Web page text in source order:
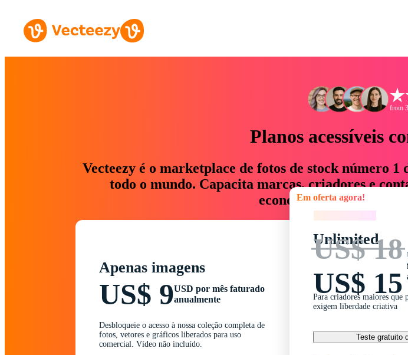
from
Planos acessíveis
Vecteezy é o marketplace de fotos de stock número
todo o mundo. Capacita marcas, criadores e
economizam até 76%
Apenas imagens
US$ 9USD por mês faturado
anualmente
Desbloqueie o acesso à nossa coleção completa de
fotos, vetores e gráficos liberados para uso
comercial. Vídeo não incluído.
Em oferta agora!
Unlimited
US$ 18
US$ 15
Para criadores maiores que
exigem liberdade criativa
Teste gratuito